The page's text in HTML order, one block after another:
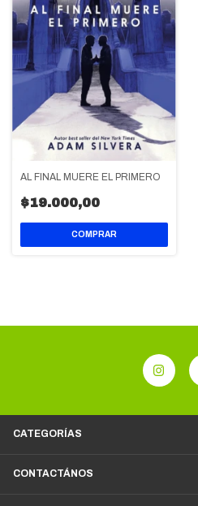
AL FINAL MUERE EL PRIMERO
$19.000,00
CATEGORÍAS
CONTACTÁNOS